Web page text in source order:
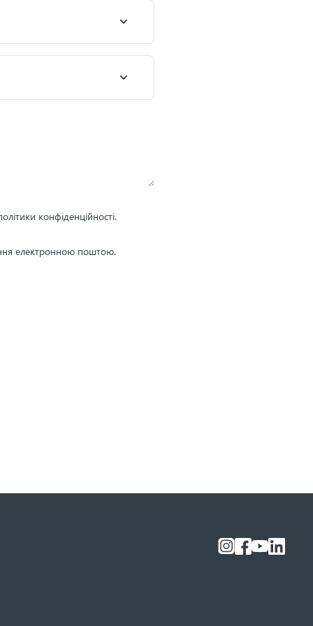
конфіденційності.
електронною поштою.